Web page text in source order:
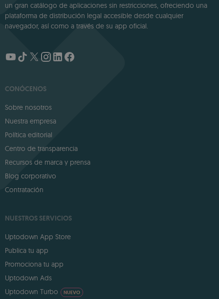
un gran catálogo de aplicaciones sin restricciones, ofreciendo una
plataforma de distribución legal accesible desde cualquier
navegador, así como a través de su app oficial.
CONÓCENOS
Sobre nosotros
Nuestra empresa
Política editorial
Centro de transparencia
Recursos de marca y prensa
Blog corporativo
Contratación
NUESTROS SERVICIOS
Uptodown App Store
Publica tu app
Promociona tu app
Uptodown Ads
Uptodown Turbo
NUEVO